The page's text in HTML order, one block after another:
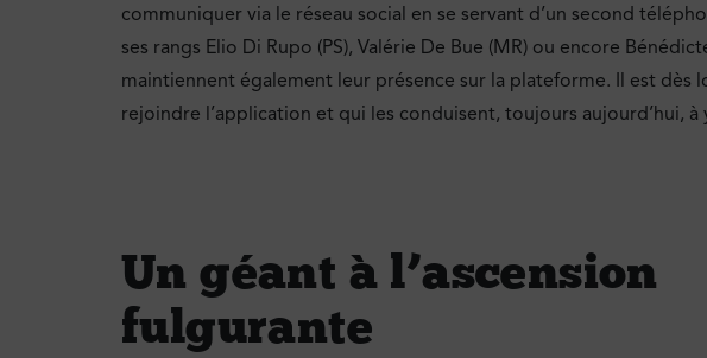
communiquer via le réseau social en se servant d’un second
ses rangs Elio Di Rupo (PS), Valérie De Bue (MR) ou encore
maintiennent également leur présence sur la plateforme. Il est dès
rejoindre l’application et qui les conduisent, toujours aujourd’hui,
Un géant à l’ascension
fulgurante